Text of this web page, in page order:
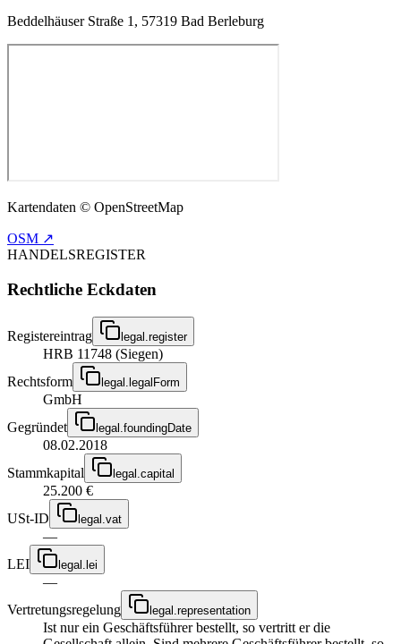
Beddelhäuser Straße 1, 57319 Bad Berleburg
Kartendaten © OpenStreetMap
OSM ↗
HANDELSREGISTER
Rechtliche Eckdaten
Registereintrag legal.register
HRB 11748 (Siegen)
Rechtsform
legal.legalForm
GmbH
Gegründet
legal.foundingDate
08.02.2018
Stammkapital
legal.capital
25.200 €
USt-ID
legal.vat
—
LEI
legal.lei
—
Vertretungsregelung
legal.representation
Ist nur ein Geschäftsführer bestellt, so vertritt er die